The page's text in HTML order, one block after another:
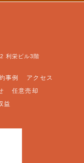
下のとおりで
正、利用状況の
どに関する情報を
にメールアドレ
名、生年月日、
ジットカード番
便の到達結果な
利栄ビル3階
事例
アクセス
任意売却
益